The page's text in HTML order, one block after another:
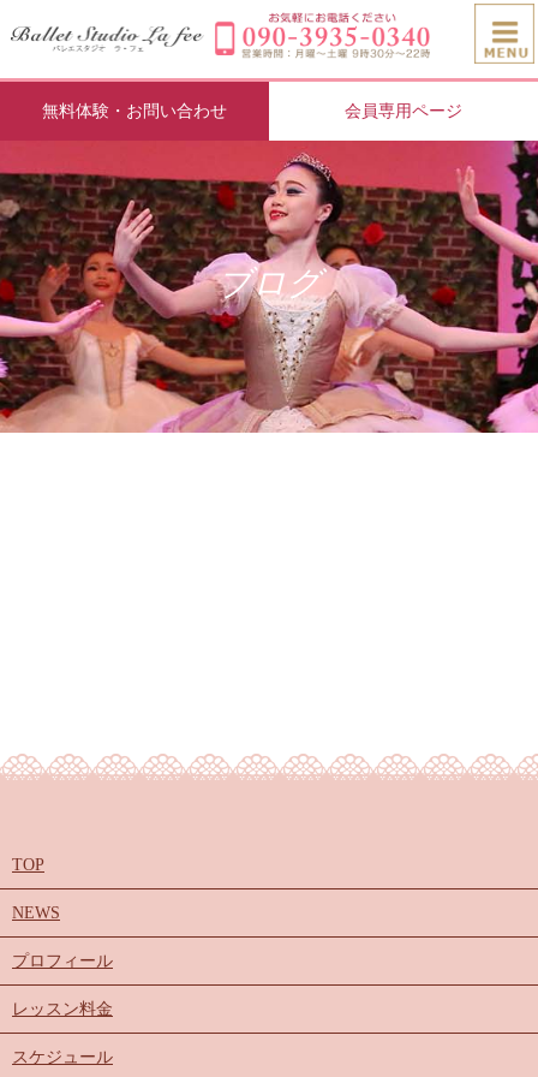
無料体験・お問い合わせ 会員専用ページ
ブログ
TOP
NEWS
プロフィール
レッスン料金
スケジュール